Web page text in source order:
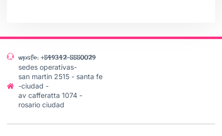
wpsfe: +549342-5550029
sedes operativas-
san martin 2515 - santa fe
-ciudad -
av cafferatta 1074 -
rosario ciudad